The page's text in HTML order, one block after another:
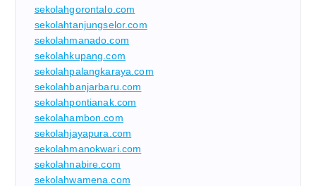
sekolahgorontalo.com
sekolahtanjungselor.com
sekolahmanado.com
sekolahkupang.com
sekolahpalangkaraya.com
sekolahbanjarbaru.com
sekolahpontianak.com
sekolahambon.com
sekolahjayapura.com
sekolahmanokwari.com
sekolahnabire.com
sekolahwamena.com